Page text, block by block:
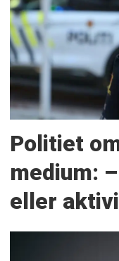
Politiet
medium:
eller